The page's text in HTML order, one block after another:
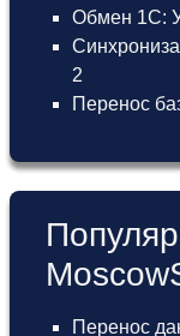
Обмен 1С:
2
Перенос
Перенос